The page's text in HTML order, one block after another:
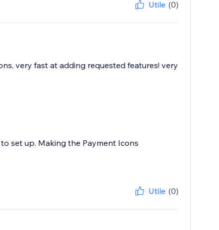
Utile (0)
very fast at adding requested features! very
set up. Making the Payment Icons
Utile (0)